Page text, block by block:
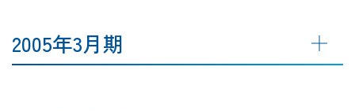
2005年3月期